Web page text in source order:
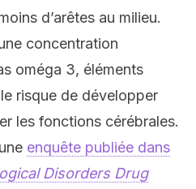
d’arêtes au milieu.
concentration
oméga 3, éléments
risque de développer
les fonctions cérébrales.
enquête publiée dans
Disorders Drug